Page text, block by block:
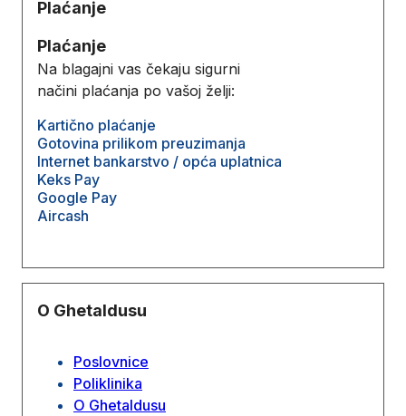
Plaćanje
Plaćanje
Na blagajni vas čekaju sigurni
načini plaćanja po vašoj želji:
Kartično plaćanje
Gotovina prilikom preuzimanja
Internet bankarstvo / opća uplatnica
Keks Pay
Google Pay
Aircash
O Ghetaldusu
Poslovnice
Poliklinika
O Ghetaldusu